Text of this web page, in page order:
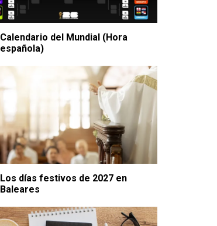
Calendario del Mundial (Hora
española)
Los días festivos de 2027 en
Baleares